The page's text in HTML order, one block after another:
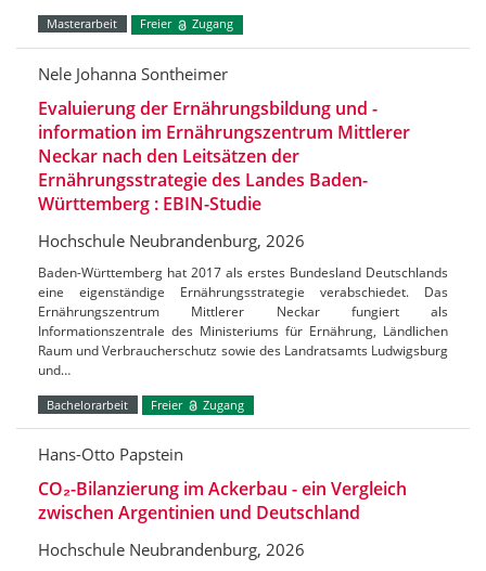
Masterarbeit Freier Zugang
Nele Johanna Sontheimer
Evaluierung der Ernährungsbildung und -
information im Ernährungszentrum Mittlerer
Neckar nach den Leitsätzen der
Ernährungsstrategie des Landes Baden-
Württemberg : EBIN-Studie
Hochschule Neubrandenburg, 2026
Baden-Württemberg hat 2017 als erstes Bundesland Deutschlands
eine eigenständige Ernährungsstrategie verabschiedet. Das
Ernährungszentrum Mittlerer Neckar fungiert als
Informationszentrale des Ministeriums für Ernährung, Ländlichen
Raum und Verbraucherschutz sowie des Landratsamts Ludwigsburg
und…
Bachelorarbeit Freier Zugang
Hans-Otto Papstein
CO₂-Bilanzierung im Ackerbau - ein Vergleich
zwischen Argentinien und Deutschland
Hochschule Neubrandenburg, 2026